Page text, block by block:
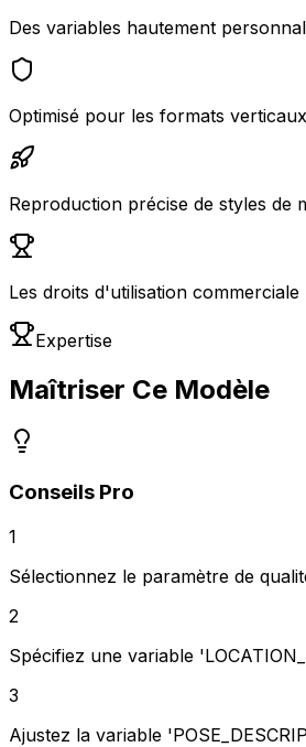
Des variables hautement
Optimisé pour les formats
Reproduction précise de styles de
Les droits d'utilisation
Expertise
Maîtriser Ce Modèle
Conseils Pro
1
Sélectionnez le paramètre de
2
Spécifiez une variable
3
Ajustez la variable